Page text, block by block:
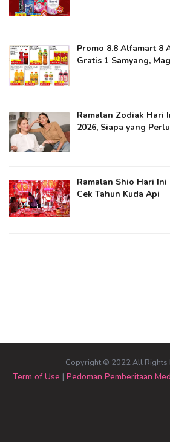
Promo 8.8 Alfamart 8
Gratis 1 Samyang,
Ramalan Zodiak Hari
2026, Siapa yang
Ramalan Shio Hari Ini
Cek Tahun Kuda Api
Copyright © 2022 All Rights
Term of Use | Pedoman Pemberitaan